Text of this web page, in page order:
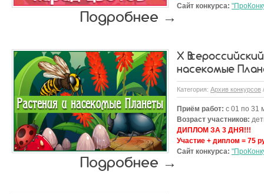
Сайт конкурса:
Подробнее →
X
насекомые
Категория: Архив конкурсов
Приём работ: с 01 по 31
Возраст участников:
ДИПЛОМ ЗА 3 ДНЯ!!!
Участие + диплом = 75
Сайт конкурса:
Подробнее →